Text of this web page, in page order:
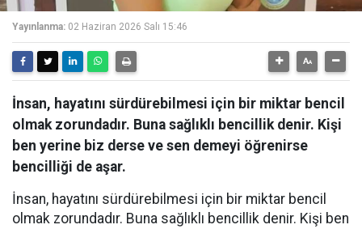
Yayınlanma: 02 Haziran 2026 Salı 15:46
İnsan, hayatını sürdürebilmesi için bir miktar bencil
olmak zorundadır. Buna sağlıklı bencillik denir. Kişi
ben yerine biz derse ve sen demeyi öğrenirse
bencilliği de aşar.
İnsan, hayatını sürdürebilmesi için bir miktar bencil
olmak zorundadır. Buna sağlıklı bencillik denir. Kişi ben